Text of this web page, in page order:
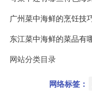
广州菜中海鲜的烹饪技
东江菜中海鲜的菜品有
网站分类目录
网络标签：